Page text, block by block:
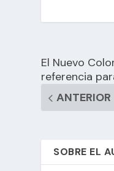
El Nuevo
referencia
ANTERIOR
SOBRE EL